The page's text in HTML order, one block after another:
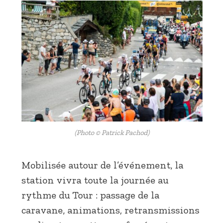
(Photo © Patrick Pachod)
Mobilisée autour de l’événement, la
station vivra toute la journée au
rythme du Tour : passage de la
caravane, animations, retransmissions